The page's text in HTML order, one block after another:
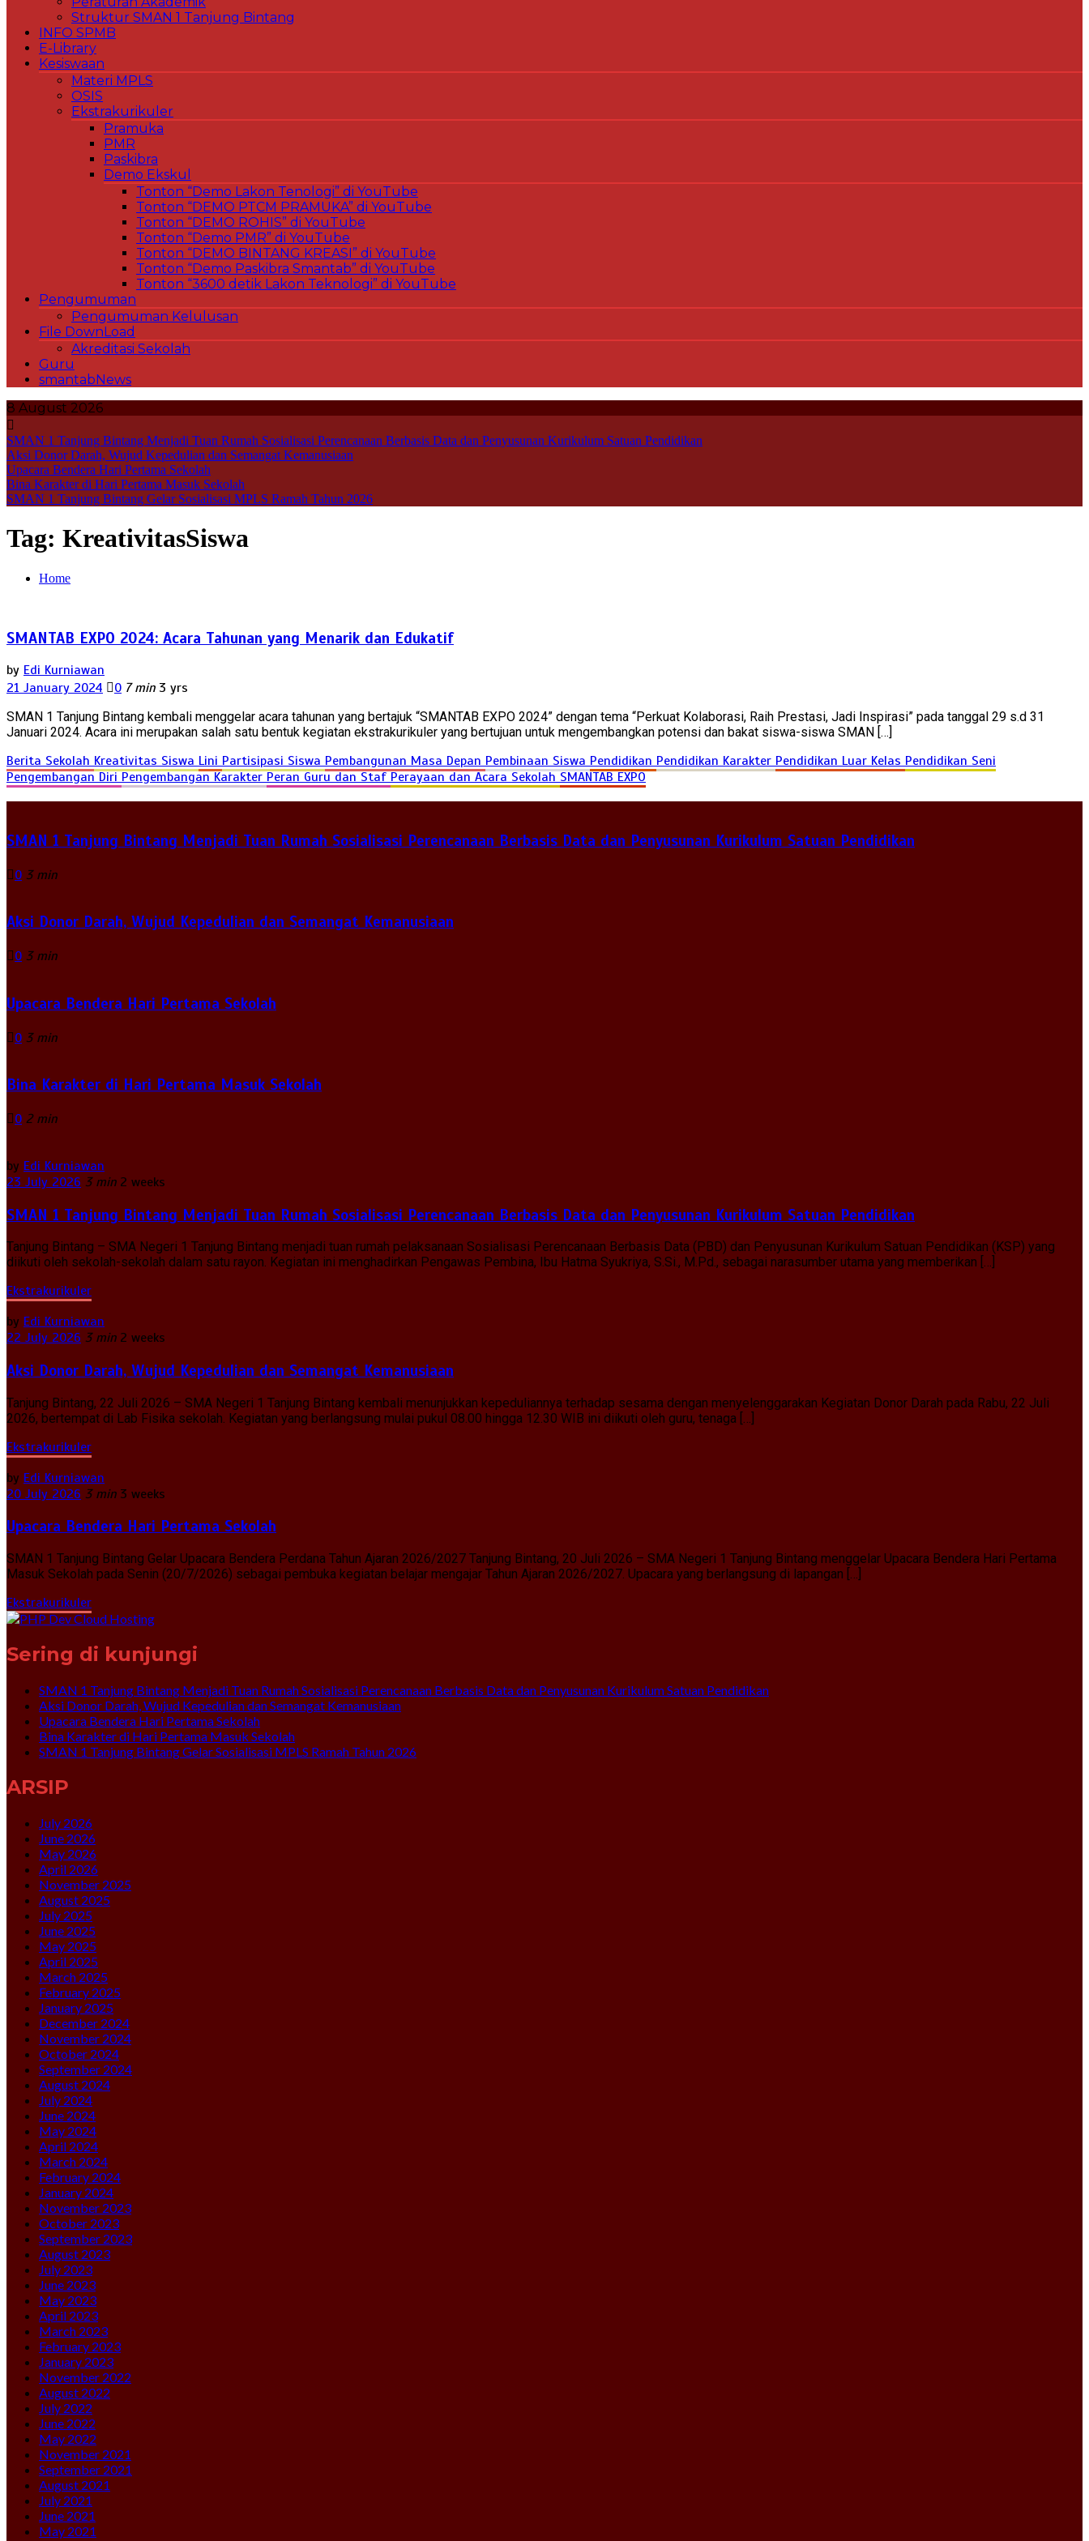
Struktur SMAN 1 Tanjung Bintang
INFO SPMB
E-Library
Kesiswaan
Materi MPLS
OSIS
Ekstrakurikuler
Pramuka
PMR
Paskibra
Demo Ekskul
Tonton “Demo Lakon Tenologi” di YouTube
Tonton “DEMO PTCM PRAMUKA” di YouTube
Tonton “DEMO ROHIS” di YouTube
Tonton “Demo PMR” di YouTube
Tonton “DEMO BINTANG KREASI” di YouTube
Tonton “Demo Paskibra Smantab” di YouTube
Tonton “3600 detik Lakon Teknologi” di YouTube
Pengumuman
Pengumuman Kelulusan
File DownLoad
Akreditasi Sekolah
Guru
smantabNews
8 August 2026
SMAN 1 Tanjung Bintang Menjadi Tuan Rumah Sosialisasi Perencanaan Berbasis Data dan Penyusunan Kurikulum Satuan Pendidikan
Aksi Donor Darah, Wujud Kepedulian dan Semangat Kemanusiaan
Upacara Bendera Hari Pertama Sekolah
Bina Karakter di Hari Pertama Masuk Sekolah
SMAN 1 Tanjung Bintang Gelar Sosialisasi MPLS Ramah Tahun 2026
Tag: KreativitasSiswa
Home
SMANTAB EXPO 2024: Acara Tahunan yang Menarik dan Edukatif
by Edi Kurniawan
21 January 2024
0 7 min 3 yrs
SMAN 1 Tanjung Bintang kembali menggelar acara tahunan yang bertajuk “SMANTAB EXPO 2024” dengan tema “Perkuat Kolaborasi, Raih Prestasi, Jadi Inspirasi” pada tanggal 29 s.d 31
Januari 2024. Acara ini merupakan salah satu bentuk kegiatan ekstrakurikuler yang bertujuan untuk mengembangkan potensi dan bakat siswa-siswa SMAN […]
Berita Sekolah Kreativitas Siswa Lini Partisipasi Siswa Pembangunan Masa Depan Pembinaan Siswa Pendidikan Pendidikan Karakter Pendidikan Luar Kelas Pendidikan Seni
Pengembangan Diri Pengembangan Karakter Peran Guru dan Staf Perayaan dan Acara Sekolah SMANTAB EXPO
SMAN 1 Tanjung Bintang Menjadi Tuan Rumah Sosialisasi Perencanaan Berbasis Data dan Penyusunan Kurikulum Satuan Pendidikan
0 3 min
Aksi Donor Darah, Wujud Kepedulian dan Semangat Kemanusiaan
0 3 min
Upacara Bendera Hari Pertama Sekolah
0 3 min
Bina Karakter di Hari Pertama Masuk Sekolah
0 2 min
by Edi Kurniawan
23 July 2026 3 min 2 weeks
SMAN 1 Tanjung Bintang Menjadi Tuan Rumah Sosialisasi Perencanaan Berbasis Data dan Penyusunan Kurikulum Satuan Pendidikan
Tanjung Bintang – SMA Negeri 1 Tanjung Bintang menjadi tuan rumah pelaksanaan Sosialisasi Perencanaan Berbasis Data (PBD) dan Penyusunan Kurikulum Satuan Pendidikan (KSP) yang
diikuti oleh sekolah-sekolah dalam satu rayon. Kegiatan ini menghadirkan Pengawas Pembina, Ibu Hatma Syukriya, S.Si., M.Pd., sebagai narasumber utama yang memberikan […]
Ekstrakurikuler
by Edi Kurniawan
22 July 2026 3 min 2 weeks
Aksi Donor Darah, Wujud Kepedulian dan Semangat Kemanusiaan
Tanjung Bintang, 22 Juli 2026 – SMA Negeri 1 Tanjung Bintang kembali menunjukkan kepeduliannya terhadap sesama dengan menyelenggarakan Kegiatan Donor Darah pada Rabu, 22 Juli
2026, bertempat di Lab Fisika sekolah. Kegiatan yang berlangsung mulai pukul 08.00 hingga 12.30 WIB ini diikuti oleh guru, tenaga […]
Ekstrakurikuler
by Edi Kurniawan
20 July 2026 3 min 3 weeks
Upacara Bendera Hari Pertama Sekolah
SMAN 1 Tanjung Bintang Gelar Upacara Bendera Perdana Tahun Ajaran 2026/2027 Tanjung Bintang, 20 Juli 2026 – SMA Negeri 1 Tanjung Bintang menggelar Upacara Bendera Hari Pertama
Masuk Sekolah pada Senin (20/7/2026) sebagai pembuka kegiatan belajar mengajar Tahun Ajaran 2026/2027. Upacara yang berlangsung di lapangan […]
Ekstrakurikuler
Sering di kunjungi
SMAN 1 Tanjung Bintang Menjadi Tuan Rumah Sosialisasi Perencanaan Berbasis Data dan Penyusunan Kurikulum Satuan Pendidikan
Aksi Donor Darah, Wujud Kepedulian dan Semangat Kemanusiaan
Upacara Bendera Hari Pertama Sekolah
Bina Karakter di Hari Pertama Masuk Sekolah
SMAN 1 Tanjung Bintang Gelar Sosialisasi MPLS Ramah Tahun 2026
ARSIP
July 2026
June 2026
May 2026
April 2026
November 2025
August 2025
July 2025
June 2025
May 2025
April 2025
March 2025
February 2025
January 2025
December 2024
November 2024
October 2024
September 2024
August 2024
July 2024
June 2024
May 2024
April 2024
March 2024
February 2024
January 2024
November 2023
October 2023
September 2023
August 2023
July 2023
June 2023
May 2023
April 2023
March 2023
February 2023
January 2023
November 2022
August 2022
July 2022
June 2022
May 2022
November 2021
September 2021
August 2021
July 2021
June 2021
May 2021